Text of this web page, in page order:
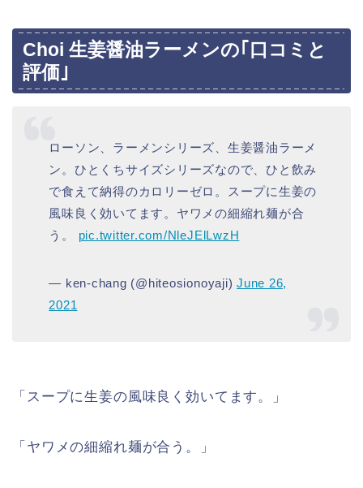
Choi 生姜醤油ラーメンの｢口コミと
評価｣
ローソン、ラーメンシリーズ、生姜醤油ラーメ
ン。ひとくちサイズシリーズなので、ひと飲み
で食えて納得のカロリーゼロ。スープに生姜の
風味良く効いてます。ヤワメの細縮れ麺が合
う。 pic.twitter.com/NleJElLwzH
— ken-chang (@hiteosionoyaji)June 26,
2021
「スープに生姜の風味良く効いてます。」
「ヤワメの細縮れ麺が合う。」